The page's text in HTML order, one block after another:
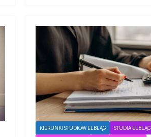
KIERUNKI STUDIÓW ELBLĄG STUDIA ELBLĄG